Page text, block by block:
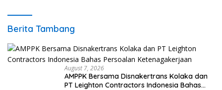
Berita Tambang
August 7, 2026
AMPPK Bersama Disnakertrans Kolaka dan
PT Leighton Contractors Indonesia Bahas